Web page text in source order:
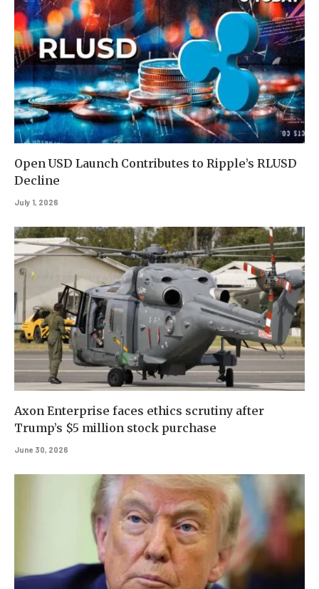
Open USD Launch Contributes to Ripple’s RLUSD
Decline
July 1, 2026
Axon Enterprise faces ethics scrutiny after
Trump’s $5 million stock purchase
June 30, 2026